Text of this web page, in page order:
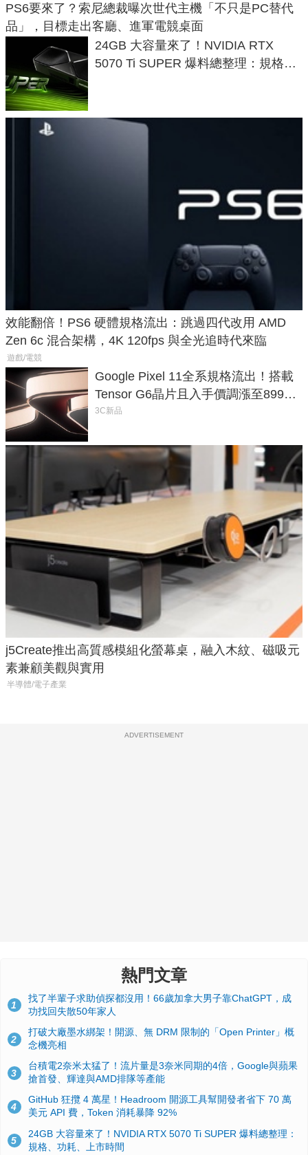
PS6要來了？索尼總裁曝次世代主機「不只是PC替代
品」，目標走出客廳、進軍電競桌面
24GB 大容量來了！NVIDIA RTX
5070 Ti SUPER 爆料總整理：規格、
效能翻倍！PS6 硬體規格流出：跳過四代改用 AMD
Zen 6c 混合架構，4K 120fps 與全光追時代來臨
遊戲/電競
Google Pixel 11全系規格流出！搭載
Tensor G6晶片且入手價調漲至899美
元
3C新品
j5Create推出高質感模組化螢幕桌，融入木紋、磁吸元
素兼顧美觀與實用
半導體/電子產業
ADVERTISEMENT
熱門文章
1
找了半輩子求助偵探都沒用！66歲加拿大男子靠ChatGPT，成
功找回失散50年家人
2
打破大廠墨水綁架！開源、無 DRM 限制的「Open Printer」概
念機亮相
3
台積電2奈米太猛了！流片量是3奈米同期的4倍，Google與蘋果
搶首發、輝達與AMD排隊等產能
4
GitHub 狂攬 4 萬星！Headroom 開源工具幫開發者省下 70 萬
美元 API 費，Token 消耗暴降 92%
5
24GB 大容量來了！NVIDIA RTX 5070 Ti SUPER 爆料總整理：
規格、功耗、上市時間